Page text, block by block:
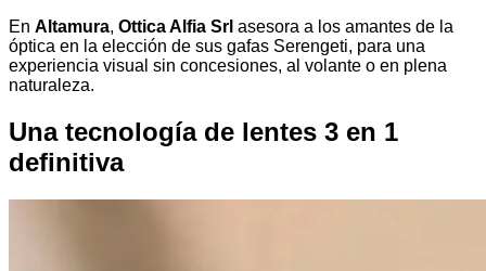
En Altamura, Ottica Alfia Srl asesora a los amantes de la
óptica en la elección de sus gafas Serengeti, para una
experiencia visual sin concesiones, al volante o en plena
naturaleza.
Una tecnología de lentes 3 en 1
definitiva